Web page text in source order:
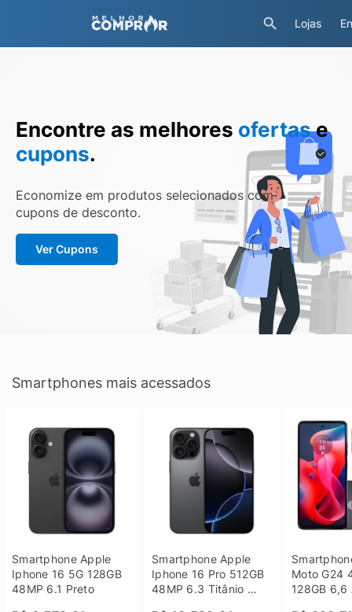
Lojas
Encontre as melhores ofertase
cupons.
Economize em produtos selecionados com
cupons de desconto.
Ver Cupons
Smartphones mais acessados
Smartphone Apple
Iphone 16 5G 128GB
48MP 6.1 Preto
Smartphone Apple
Iphone 16 Pro 512GB
48MP 6.3 Titânio
Moto G24
128GB 6,6